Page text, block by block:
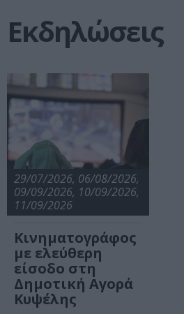
Εκδηλώσεις
29/07/2026, 06/08/2026,
09/09/2026, 10/09/2026,
11/09/2026
Κινηματογράφος
με ελεύθερη
είσοδο στη
Δημοτική Αγορά
Κυψέλης